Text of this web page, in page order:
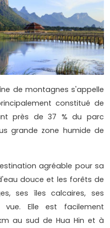
de montagnes s'appelle
constitué de
près de 37 % du parc
grande zone humide de
agréable pour sa
douce et les forêts de
ses îles calcaires, ses
Elle est facilement
au sud de Hua Hin et à